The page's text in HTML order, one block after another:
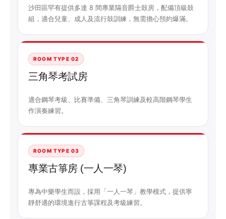
沙田區罕有提供多達 8 間專業隔音爵士鼓房，配備頂級鼓
組，適合兒童、成人及流行鼓訓練，無需擔心預約爆滿。
ROOM TYPE 02
三角琴考試房
適合鋼琴考級、比賽準備、三角琴訓練及較高階鋼琴學生
作演奏練習。
ROOM TYPE 03
專業古箏房 (一人一琴)
專為中樂學生而設，採用「一人一琴」教學模式，提供寧
靜舒適的環境進行古箏課程及考級練習。